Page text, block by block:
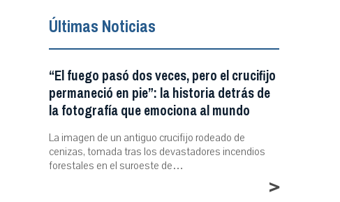
Últimas Noticias
“El fuego pasó dos veces, pero el crucifijo
permaneció en pie”: la historia detrás de
la fotografía que emociona al mundo
La imagen de un antiguo crucifijo rodeado de
cenizas, tomada tras los devastadores incendios
forestales en el suroeste de…
>